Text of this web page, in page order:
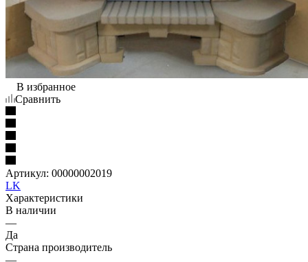
В избранное
Сравнить
Артикул: 00000002019
LK
Характеристики
В наличии
—
Да
Страна производитель
—